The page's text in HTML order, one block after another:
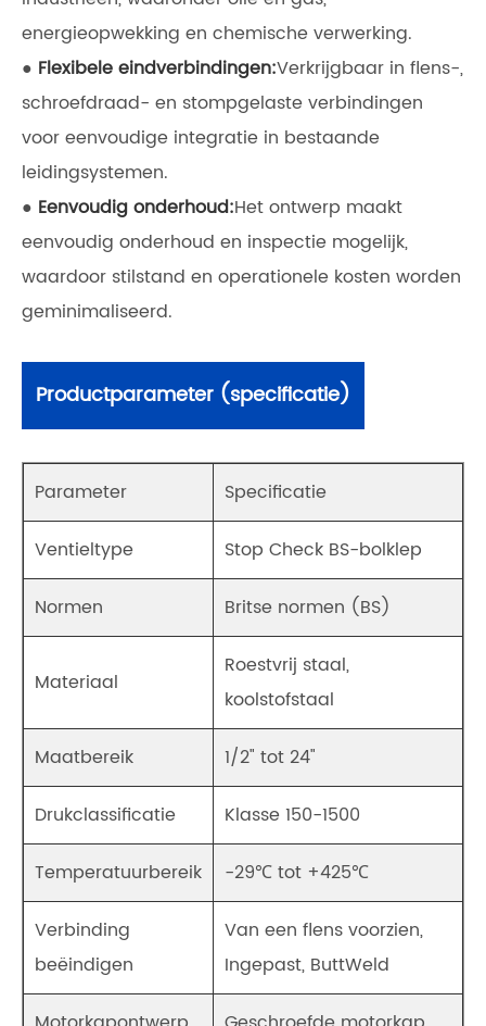
energieopwekking en chemische verwerking.
● Flexibele eindverbindingen:Verkrijgbaar in flens-,
schroefdraad- en stompgelaste verbindingen
voor eenvoudige integratie in bestaande
leidingsystemen.
● Eenvoudig onderhoud:Het ontwerp maakt
eenvoudig onderhoud en inspectie mogelijk,
waardoor stilstand en operationele kosten worden
geminimaliseerd.
Productparameter (specificatie)
Parameter Specificatie
Ventieltype Stop Check BS-bolklep
Normen Britse normen (BS)
Materiaal
Roestvrij staal,
koolstofstaal
Maatbereik 1/2" tot 24"
Drukclassificatie Klasse 150-1500
Temperatuurbereik -29℃ tot +425℃
Verbinding
beëindigen
Van een flens voorzien,
Ingepast, ButtWeld